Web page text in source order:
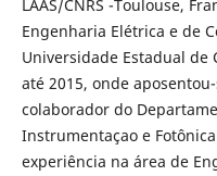
LAAS/CNRS -Toulouse,
Engenharia Elétrica e de
Universidade Estadual de
até 2015, onde
colaborador do
Instrumentaçao e Fotônica
experiência na área de